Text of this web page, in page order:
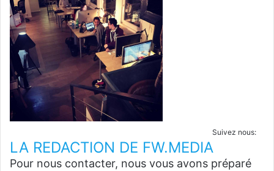
Suivez nous:
LA REDACTION DE FW.MEDIA
Pour nous contacter, nous vous avons préparé